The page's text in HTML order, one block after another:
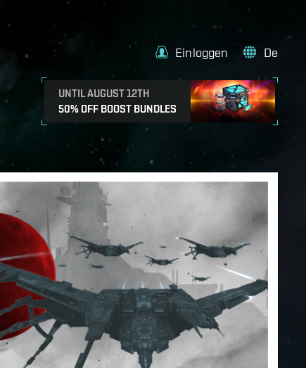
UNTIL AUGUST 12TH
50% OFF BOOST BUNDLES
Einloggen De